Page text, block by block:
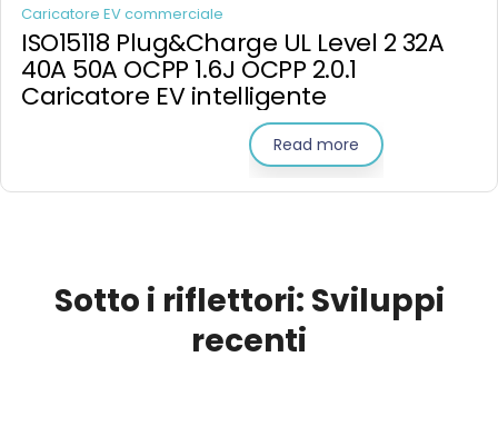
Caricatore EV commerciale
ISO15118 Plug&Charge UL Level 2 32A
40A 50A OCPP 1.6J OCPP 2.0.1
Caricatore EV intelligente
Read more
Sotto i riflettori: Sviluppi
recenti